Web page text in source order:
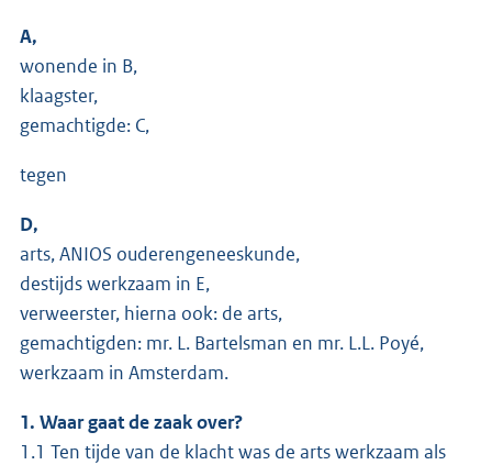
A,
wonende in B,
klaagster,
gemachtigde: C,
tegen
D,
arts, ANIOS ouderengeneeskunde,
destijds werkzaam in E,
verweerster, hierna ook: de arts,
gemachtigden: mr. L. Bartelsman en mr. L.L. Poyé,
werkzaam in Amsterdam.
1. Waar gaat de zaak over?
1.1 Ten tijde van de klacht was de arts werkzaam als